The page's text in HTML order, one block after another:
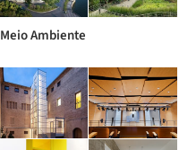
Meio Ambiente